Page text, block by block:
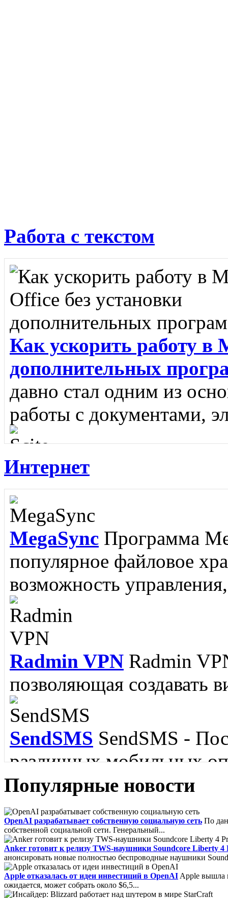
Работа с текстом
Как ускорить работу в
дополнительных
давно стал одним из
работы с документами,
SciteSciTE - это
редактор,
RJ TextedРедактор RJ
написании программ, но
поскольку
Memorize ITMemorize It
пополнить словарный
языка....
IBM Lotus Symphony
пакет для Linux....
Интернет
MegaSync Программа
популярное файловое
возможность
Radmin VPN Radmin
позволяющая создавать
SendSMS SendSMS -
различных мобильных
FoxMailFoxmail -
обладающий
SMTP, MAPI и RSS....
Популярные новости
OpenAI разрабатывает собственную социальную сеть По
собственной социальной сети. Генеральный...
Anker готовит к релизу TWS-наушники Soundcore Liberty 4
анонсировать новые полностью беспроводные наушники
Apple отказалась от идеи инвестиций в OpenAI Apple вышла
ожидается, может собрать около $6,5...